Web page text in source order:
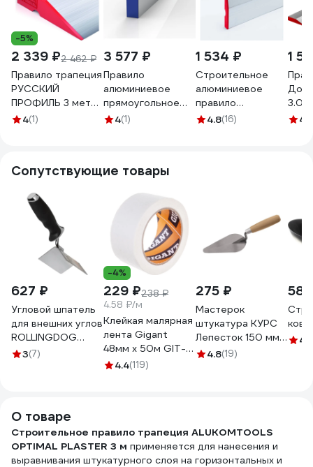
-5%
2 339 ₽2 462 ₽
Правило трапеция
РУССКИЙ
ПРОФИЛЬ 3 метра
4607130275702
4(1)
3 577 ₽
Правило
алюминиевое
прямоугольное
для полусухой
4(1)
1 534 ₽
Строительное
алюминиевое
правило
НАШБРИГАДИР
4.8(16)
1
3.0
4.5
Сопутствующие товары
627 ₽
Угловой шпатель
для внешних углов
ROLLINGDOG
нержавеющая
3(7)
-4%
229 ₽238 ₽
4.58 ₽/м
Клейкая малярная
лента Gigant
48мм x 50м GIT-
254.4(119)
275 ₽
Мастерок
штукатура КУРС
Лепесток 150 мм
04921
4.8(19)
4.8
О товаре
Строительное правило трапеция ALUKOMTOOLS
OPTIMAL PLASTER 3 м применяется для нанесения и
выравнивания штукатурного слоя на горизонтальных и